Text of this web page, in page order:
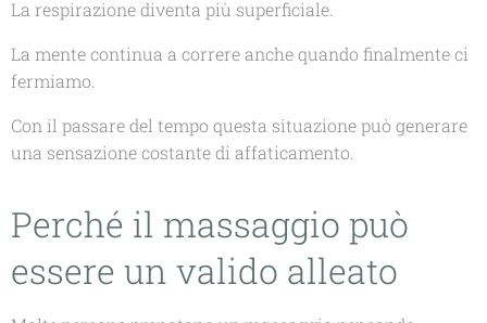
La respirazione diventa più superficiale.
La mente continua a correre anche quando finalmente ci
fermiamo.
Con il passare del tempo questa situazione può generare
una sensazione costante di affaticamento.
Perché il massaggio può
essere un valido alleato